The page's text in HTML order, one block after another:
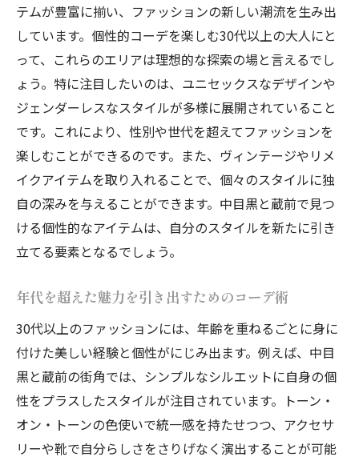
テムが豊富に揃い、ファッションの新しい潮流を生み出
しています。個性的コーデを楽しむ30代以上の大人にと
って、これらのエリアは理想的な探索の場と言えるでし
ょう。特に注目したいのは、ユニセックスなデザインや
ジェンダーレスなスタイルが多様に展開されていること
です。これにより、性別や世代を超えてファッションを
楽しむことができるのです。また、ヴィンテージやリメ
イクアイテムを取り入れることで、個々のスタイルに独
自の深みを与えることができます。中目黒と蔵前で見つ
ける個性的なアイテムは、自分のスタイルを新たに引き
立てる要素となるでしょう。
年代を超えた魅力を引き出すためのコーデ術
30代以上のファッションには、年齢を重ねるごとに身に
付けた美しい経験と個性がにじみ出ます。例えば、中目
黒と蔵前の街角では、シンプルなシルエットに自身の個
性をプラスしたスタイルが注目されています。トーン・
オン・トーンの色使いで統一感を持たせつつ、アクセサ
リーや靴で自分らしさをさりげなく演出することが可能